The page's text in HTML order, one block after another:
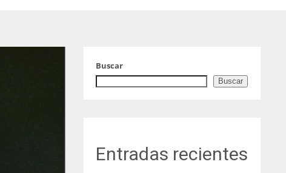
Buscar
Buscar
Entradas recientes